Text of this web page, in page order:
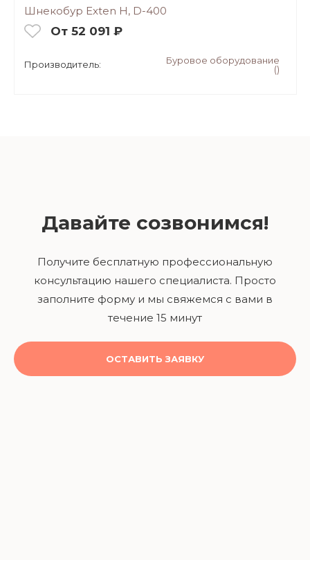
Шнекобур Exten H, D-400
От 52 091 ₽
Производитель:
Буровое оборудование
()
Давайте созвонимся!
Получите бесплатную профессиональную
консультацию нашего специалиста. Просто
заполните форму и мы свяжемся с вами в
течение 15 минут
ОСТАВИТЬ ЗАЯВКУ